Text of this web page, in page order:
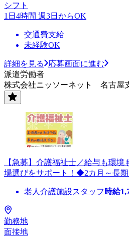
シフト
1日4時間 週3日からOK
交通費支給
未経験OK
詳細を見る
応募画面に進む
派遣労働者
株式会社ニッソーネット 名古屋
【急募】介護福祉士／給与も環
場選びをサポート！◆2カ月～長期
老人介護施設スタッフ 時給
勤務地
面接地